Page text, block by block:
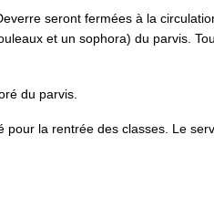
seront fermées à la
et un sophora) du parvis.
du parvis.
la rentrée des classes. Le